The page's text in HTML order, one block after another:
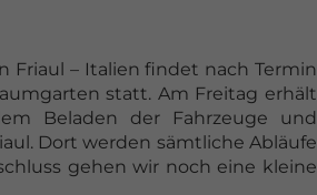
Friaul – Italien findet nach Termin
statt. Am Freitag erhält
Beladen der Fahrzeuge und
Dort werden sämtliche Abläufe
gehen wir noch eine kleine